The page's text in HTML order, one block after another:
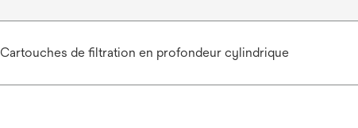
Cartouches de filtration en profondeur cylindrique